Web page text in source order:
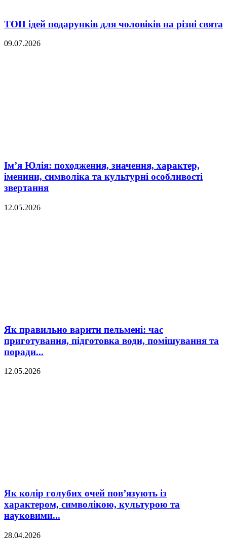
ТОП ідей подарунків для чоловіків на різні свята
09.07.2026
Ім’я Юлія: походження, значення, характер,
іменини, символіка та культурні особливості
звертання
12.05.2026
Як правильно варити пельмені: час
приготування, підготовка води, помішування та
поради...
12.05.2026
Як колір голубих очей пов’язують із
характером, символікою, культурою та
науковими...
28.04.2026